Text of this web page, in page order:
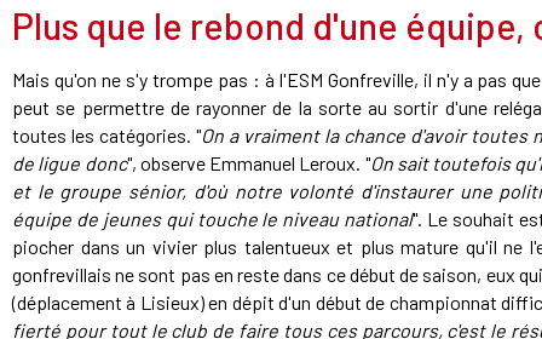
Plus que le rebond d'une
Mais qu'on ne s'y trompe pas : à l'ESM Gonfreville, il n'y a pas
peut se permettre de rayonner de la sorte au sortir d'une
toutes les catégories. "On a vraiment la chance d'avoir toutes
de ligue donc", observe Emmanuel Leroux. "On sait toutefois
et le groupe sénior, d'où notre volonté d'instaurer une
équipe de jeunes qui touche le niveau national". Le souhait
piocher dans un vivier plus talentueux et plus mature qu'il ne
gonfrevillais ne sont pas en reste dans ce début de saison, eux
(déplacement à Lisieux) en dépit d'un début de championnat
fierté pour tout le club de faire tous ces parcours, c'est le